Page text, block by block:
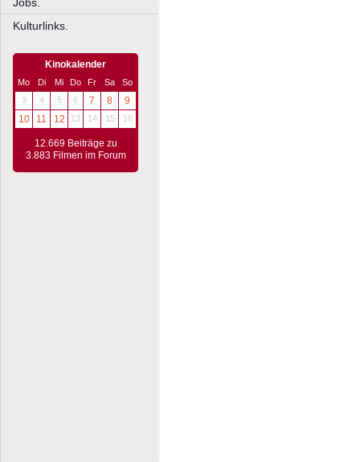
Kulturlinks.
Kinokalender
Mo Di Mi Do Fr Sa
So
3
4 5 6 7 8
9
10
11 12 13 14 15 16
12.669 Beiträge zu
3.883 Filmen im Forum